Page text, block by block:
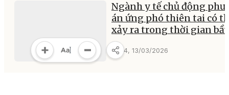
Ngành y tế chủ động
án ứng phó thiên tai có
xảy ra trong thời gian
17:44, 13/03/2026